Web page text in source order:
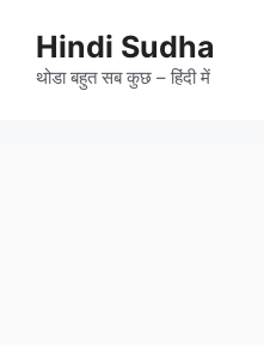
contentHindi Sudha
थोडा बहुत सब कुछ – हिंदी में